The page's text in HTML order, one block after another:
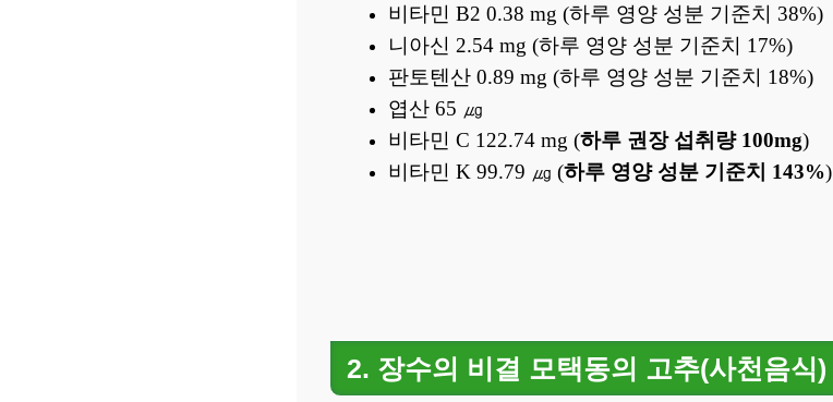
비타민 B2 0.38 mg (하루 영양 성분 기준치 38%)
니아신 2.54 mg (하루 영양 성분 기준치 17%)
판토텐산 0.89 mg (하루 영양 성분 기준치 18%)
엽산 65 ㎍
비타민 C 122.74 mg (하루 권장 섭취량 100mg)
비타민 K 99.79 ㎍ (하루 영양 성분 기준치 143%)
2. 장수의 비결 모택동의 고추(사천음식)